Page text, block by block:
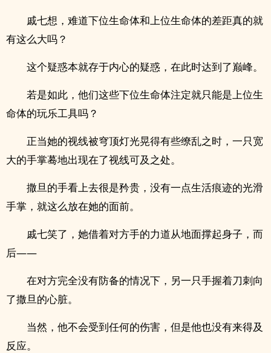
戚七想，难道下位生命体和上位生命体的差距真的就
有这么大吗？
这个疑惑本就存于内心的疑惑，在此时达到了巅峰。
若是如此，他们这些下位生命体注定就只能是上位生
命体的玩乐工具吗？
正当她的视线被穹顶灯光晃得有些缭乱之时，一只宽
大的手掌蓦地出现在了视线可及之处。
撒旦的手看上去很是矜贵，没有一点生活痕迹的光滑
手掌，就这么放在她的面前。
戚七笑了，她借着对方手的力道从地面撑起身子，而
后——
在对方完全没有防备的情况下，另一只手握着刀刺向
了撒旦的心脏。
当然，他不会受到任何的伤害，但是他也没有来得及
反应。